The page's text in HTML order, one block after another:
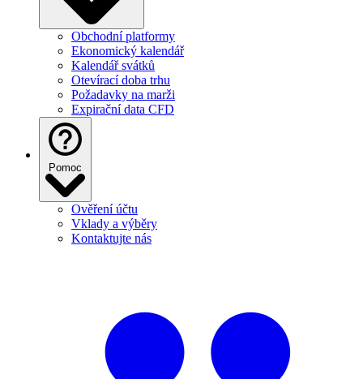
Obchodní platformy
Ekonomický kalendář
Kalendář svátků
Otevírací doba trhu
Požadavky na marži
Expirační data CFD
Pomoc
Ověření účtu
Vklady a výběry
Kontaktujte nás